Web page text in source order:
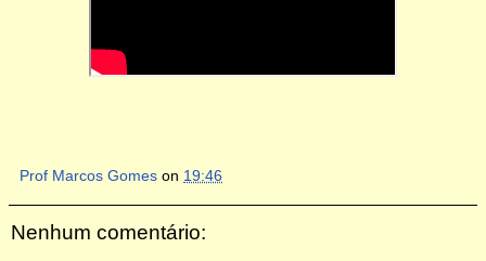
Prof Marcos Gomes on 19:46
Nenhum comentário: